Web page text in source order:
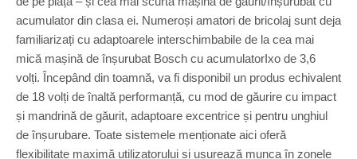
acumulator din clasa ei. Numeroși amatori de bricolaj sunt deja
familiarizați cu adaptoarele interschimbabile de la cea mai
mică mașină de înșurubat Bosch cu acumulatorIxo de 3,6
volți. Începând din toamnă, va fi disponibil un produs echivalent
de 18 volți de înaltă performanță, cu mod de găurire cu impact
și mandrină de găurit, adaptoare excentrice și pentru unghiul
de înșurubare. Toate sistemele menționate aici oferă
flexibilitate maximă utilizatorului și ușurează munca în zonele